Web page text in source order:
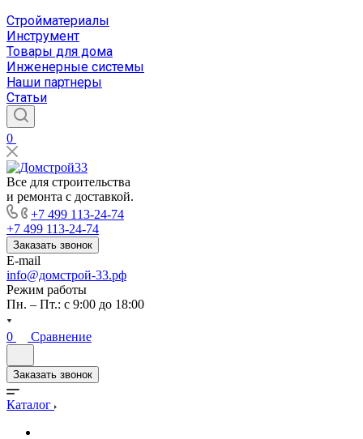
Стройматериалы
Инструмент
Товары для дома
Инженерные системы
Наши партнеры
Статьи
0
Все для строительства
и ремонта с доставкой.
+7 499 113-24-74
+7 499 113-24-74
Заказать звонок
E-mail
info@домстрой-33.рф
Режим работы
Пн. – Пт.: с 9:00 до 18:00
0 Сравнение
Заказать звонок
Каталог